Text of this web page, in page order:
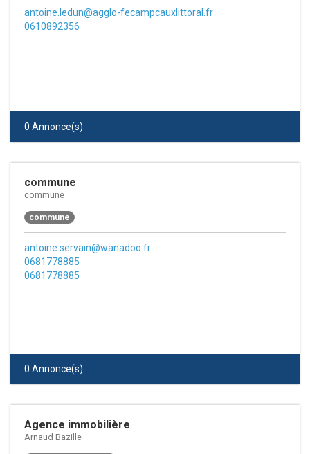
antoine.ledun@agglo-fecampcauxlittoral.fr
0610892356
0 Annonce(s)
commune
commune
commune
antoine.servain@wanadoo.fr
0681778885
0681778885
0 Annonce(s)
Agence immobilière
Arnaud Bazille